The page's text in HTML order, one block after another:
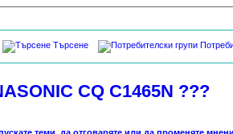
Търсене
CQ C1465N ???